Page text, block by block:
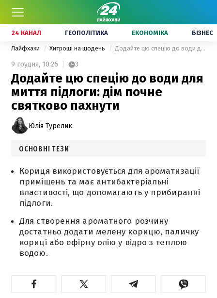
24 КАНАЛ ГЕОПОЛІТИКА ЕКОНОМІКА БІЗНЕС
Лайфхаки Хитрощі на щодень Додайте цю спецію до води для миття підлоги: дім почне святково пахнути
9 грудня, 10:26 3
Додайте цю спецію до води для
миття підлоги: дім почне
святково пахнути
Юлія Турелик
ОСНОВНІ ТЕЗИ
Кориця використовується для ароматизації
приміщень та має антибактеріальні
властивості, що допомагають у прибиранні
підлоги.
Для створення ароматного розчину
достатньо додати мелену корицю, паличку
кориці або ефірну олію у відро з теплою
водою.